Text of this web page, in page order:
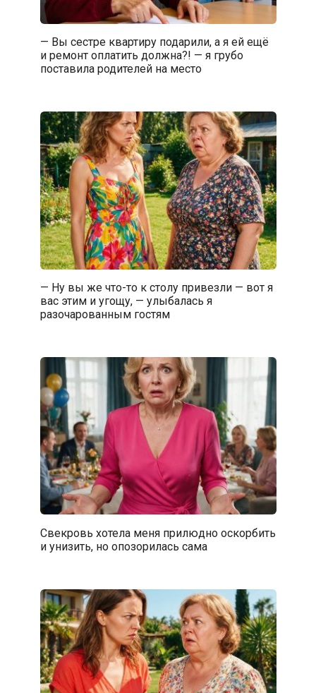
— Вы сестре квартиру подарили, а я ей ещё
и ремонт оплатить должна?! — я грубо
поставила родителей на место
— Ну вы же что-то к столу привезли — вот я
вас этим и угощу, — улыбалась я
разочарованным гостям
Свекровь хотела меня прилюдно оскорбить
и унизить, но опозорилась сама